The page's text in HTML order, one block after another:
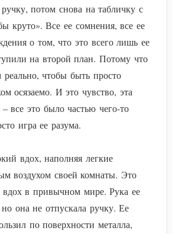
потом снова на табличку с
круто». Все ее сомнения, все ее
о том, что это всего лишь ее
на второй план. Потому что
чтобы быть просто
осязаемо. И это чувство, эта
все это было частью чего-то
игра ее разума.
вдох, наполняя легкие
воздухом своей комнаты. Это
в привычном мире. Рука ее
она не отпускала ручку. Ее
по поверхности металла,